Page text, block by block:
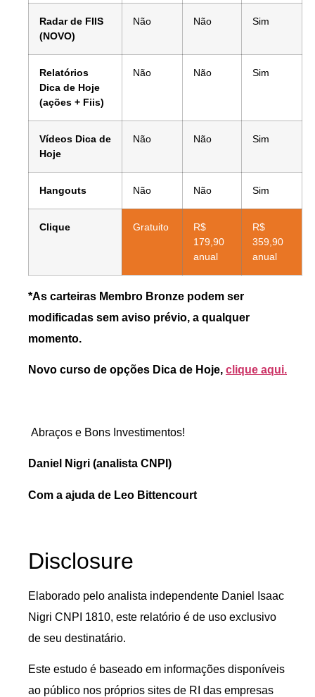
Radar de FIIS
(NOVO)
Não Não Sim
Relatórios
Dica de Hoje
(ações + Fiis)
Não Não Sim
Vídeos Dica de
Hoje
Não Não Sim
Hangouts Não Não Sim
Clique Gratuito
R$
179,90
anual
R$
359,90
anual
*As carteiras Membro Bronze podem ser
modificadas sem aviso prévio, a qualquer
momento.
Novo curso de opções Dica de Hoje, clique aqui.
Abraços e Bons Investimentos!
Daniel Nigri (analista CNPI)
Com a ajuda de Leo Bittencourt
Disclosure
Elaborado pelo analista independente Daniel Isaac
Nigri CNPI 1810, este relatório é de uso exclusivo
de seu destinatário.
Este estudo é baseado em informações disponíveis
ao público nos próprios sites de RI das empresas